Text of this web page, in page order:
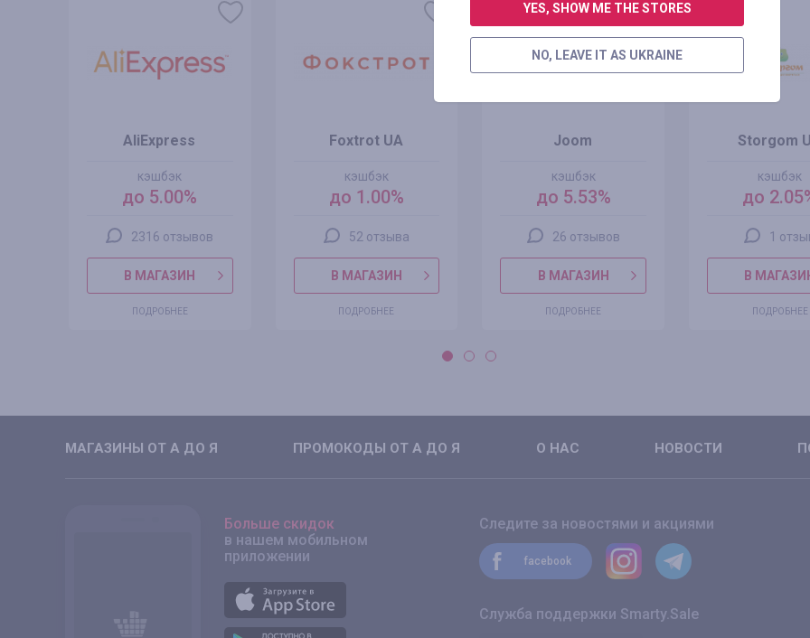
AliExpress
кэшбэк
до 5.00%
2316 отзывов
В МАГАЗИН
ПОДРОБНЕЕ
Foxtrot UA
кэшбэк
до 1.00%
52 отзыва
В МАГАЗИН
ПОДРОБНЕЕ
Joom
кэшбэк
до 5.53%
26 отзывов
В МАГАЗИН
ПОДРОБНЕЕ
Storgom
кэшбэк
до
1
В
ПОДРОБНЕЕ
МАГАЗИНЫ ОТ А ДО Я ПРОМОКОДЫ ОТ А ДО Я О НАС НОВОСТИ
Больше скидок
в нашем мобильном
приложении
Следите за новостями и акциями
facebook
Служба поддержки Smarty.Sale
YES, SHOW ME THE STORES
NO, LEAVE IT AS UKRAINE